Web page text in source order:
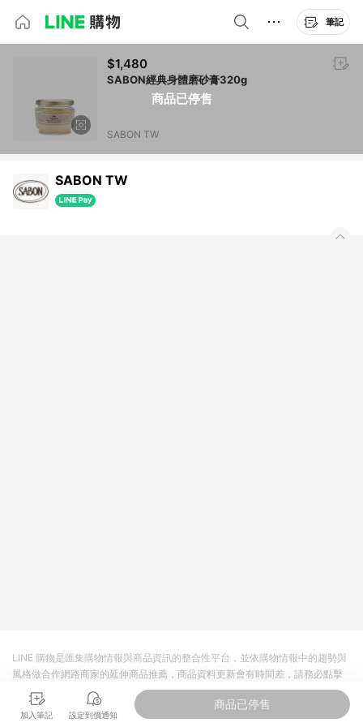
筆記
商品已停售
$1,480
SABON經典身體磨砂膏320g
SABON TW
SABON TW
加入筆記 設定到價通知
商品已停售
LINE 購物是匯集購物情報與商品資訊的整合性平台，並依購物情報中的趨勢與
風格做合作網路商家的延伸商品推薦，商品資料更新會有時間差，請務必點擊
商品至各合作網路商家，確認現售價與購物條件，一切資訊以合作廠商網頁為
準。